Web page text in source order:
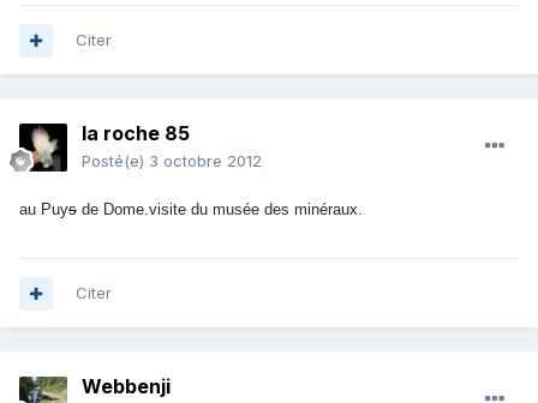
Citer
la roche 85
Posté(e) 3 octobre 2012
au Puys de Dome.visite du musée des minéraux.
Citer
Webbenji